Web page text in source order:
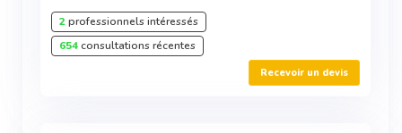
2professionnels intéressés
654consultations récentes
Recevoir un devis